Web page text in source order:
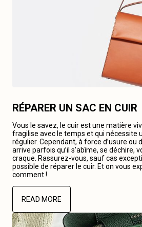
RÉPARER UN SAC EN CUIR
Vous le savez, le cuir est une matière
fragilise avec le temps et qui nécessite
régulier. Cependant, à force d’usure ou
arrive parfois qu’il s’abîme, se déchire,
craque. Rassurez-vous, sauf cas
possible de réparer le cuir. Et on vous
comment !
READ MORE